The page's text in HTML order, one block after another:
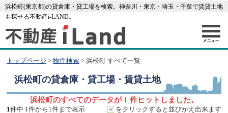
浜松町(東京都)の貸倉庫・貸工場を検索。神奈川・東京・埼玉・千葉で賃貸土地
も探せる不動産i-LAND。
トップページ > 物件検索> 浜松町 すべて一覧
浜松町の貸倉庫・貸工場・賃貸土地
浜松町のすべてのデータが 1 件ヒットしました。
1件中 1件から1件まで表示 をクリックすると並びかえ出来ます